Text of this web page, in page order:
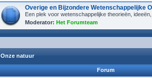
Overige en Bijzondere Wetenschappelijke
Een plek voor wetenschappelijke theorieën,
Moderator: Het Forumteam
Onze natuur
Forum